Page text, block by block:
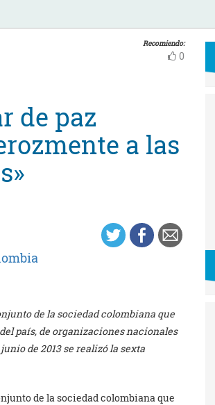
Recomiendo:
0
de paz
a las
de la sociedad colombiana que
país, de organizaciones nacionales
de 2013 se realizó la sexta
de la sociedad colombiana que